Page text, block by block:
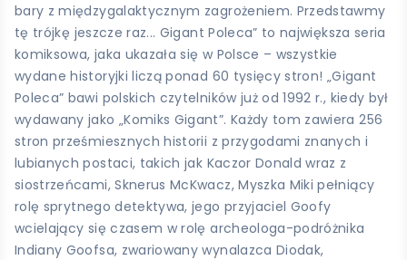
bary z międzygalaktycznym zagrożeniem. Przedstawmy
tę trójkę jeszcze raz... Gigant Poleca” to największa seria
komiksowa, jaka ukazała się w Polsce – wszystkie
wydane historyjki liczą ponad 60 tysięcy stron! „Gigant
Poleca” bawi polskich czytelników już od 1992 r., kiedy był
wydawany jako „Komiks Gigant”. Każdy tom zawiera 256
stron prześmiesznych historii z przygodami znanych i
lubianych postaci, takich jak Kaczor Donald wraz z
siostrzeńcami, Sknerus McKwacz, Myszka Miki pełniący
rolę sprytnego detektywa, jego przyjaciel Goofy
wcielający się czasem w rolę archeologa-podróżnika
Indiany Goofsa, zwariowany wynalazca Diodak,